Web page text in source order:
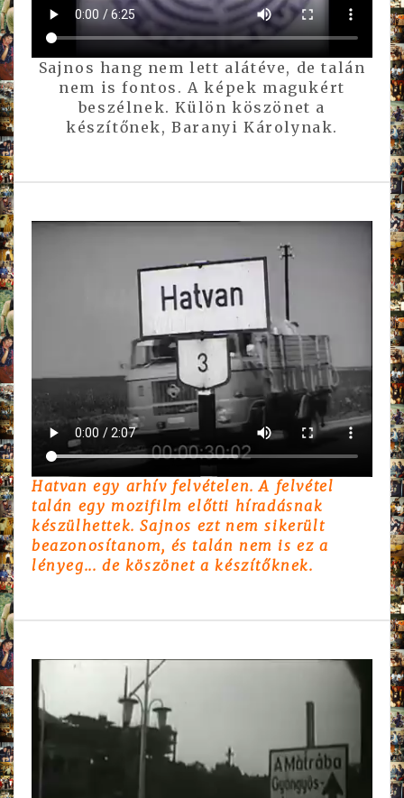
Sajnos hang nem lett alátéve, de talán
nem is fontos. A képek magukért
beszélnek. Külön köszönet a
készítőnek, Baranyi Károlynak.
Hatvan egy arhív felvételen. A felvétel
talán egy mozifilm előtti híradásnak
készülhettek. Sajnos ezt nem sikerült
beazonosítanom, és talán nem is ez a
lényeg... de köszönet a készítőknek.